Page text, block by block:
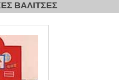
ΒΑΛΙΤΣΕΣ